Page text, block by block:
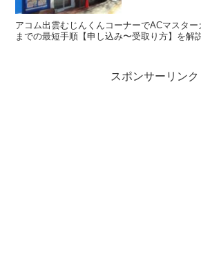
アコム出雲むじんくんコーナーでACマスタ
までの最短手順【申し込み〜受取り方】を解
スポンサーリンク